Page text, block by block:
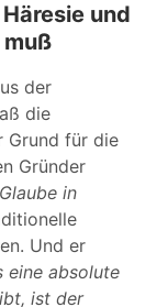
und
muß
der
die
Grund für die
Gründer
in
Und er
eine absolute
ist der